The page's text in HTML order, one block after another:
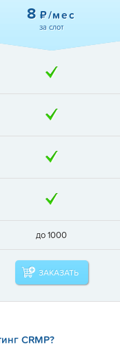
8 ₽/мес
за слот
до 1000
ЗАКАЗАТЬ
CRMP?